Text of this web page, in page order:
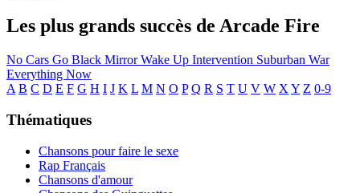
Les plus grands succès de Arcade Fire
No Cars Go Black MirrorWake Up Intervention Suburban War
Everything Now
A B C D E F G H I J K L M N O P Q R S T U V W X Y Z 0-9
Thématiques
Chansons pour faire le sexe
Rap Français
Chansons d'amour